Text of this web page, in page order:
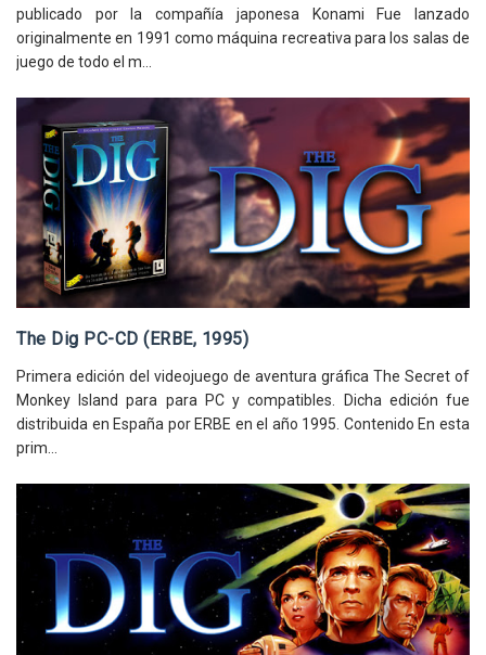
publicado por la compañía japonesa Konami Fue lanzado
originalmente en 1991 como máquina recreativa para los salas de
juego de todo el m...
The Dig PC-CD (ERBE, 1995)
Primera edición del videojuego de aventura gráfica The Secret of
Monkey Island para para PC y compatibles. Dicha edición fue
distribuida en España por ERBE en el año 1995. Contenido En esta
prim...